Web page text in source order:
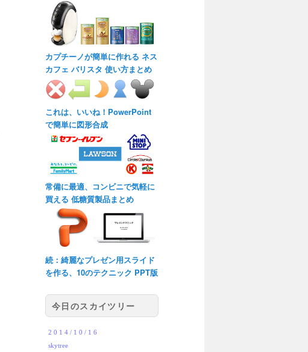
カプチーノが簡単に作れる ネス
カフェ バリスタ 使い方まとめ
これは、いいね！PowerPoint
で簡単に図形合成
常備に最適、コンビニで気軽に
買える 低糖質製品まとめ
続：綺麗なプレゼン用スライド
を作る、10のテクニック PPT版
今日のスカイツリー